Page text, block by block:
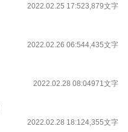
2022.02.25 17:523,879文字
2022.02.26 06:544,435文字
2022.02.28 08:04971文字
2022.02.28 18:124,355文字